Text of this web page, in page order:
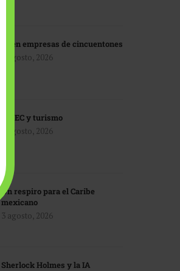
IA en empresas de cincuentones
3 agosto, 2026
TMEC y turismo
3 agosto, 2026
Un respiro para el Caribe
mexicano
3 agosto, 2026
Sherlock Holmes y la IA